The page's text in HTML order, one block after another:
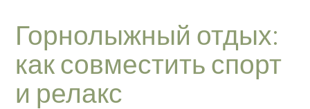
Горнолыжный отдых:
как совместить спорт
и релакс